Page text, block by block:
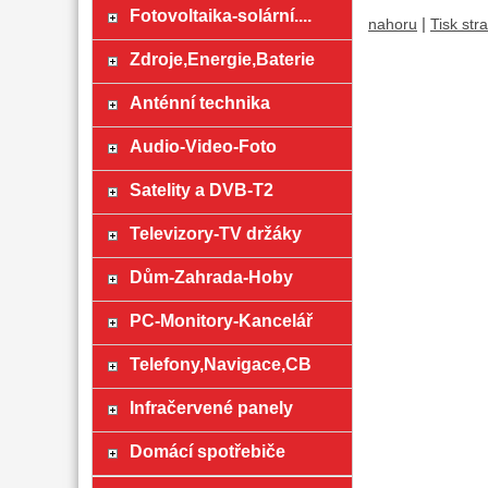
nahoru Tisk
Fotovoltaika-solární....
Zdroje,Energie,Baterie
Anténní technika
Audio-Video-Foto
Satelity a DVB-T2
Televizory-TV držáky
Dům-Zahrada-Hoby
PC-Monitory-Kancelář
Telefony,Navigace,CB
Infračervené panely
Domácí spotřebiče